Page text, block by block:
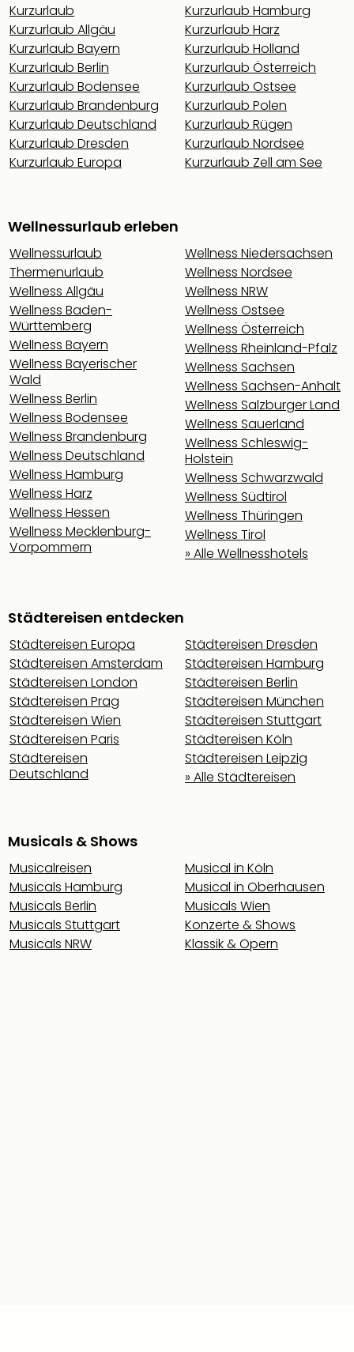
Kurzurlaub
Kurzurlaub Allgäu
Kurzurlaub Bayern
Kurzurlaub Berlin
Kurzurlaub Bodensee
Kurzurlaub Brandenburg
Kurzurlaub Deutschland
Kurzurlaub Dresden
Kurzurlaub Europa
Kurzurlaub Hamburg
Kurzurlaub Harz
Kurzurlaub Holland
Kurzurlaub Österreich
Kurzurlaub Ostsee
Kurzurlaub Polen
Kurzurlaub Rügen
Kurzurlaub Nordsee
Kurzurlaub Zell am See
Wellnessurlaub erleben
Wellnessurlaub
Thermenurlaub
Wellness Allgäu
Wellness Baden-
Württemberg
Wellness Bayern
Wellness Bayerischer
Wald
Wellness Berlin
Wellness Bodensee
Wellness Brandenburg
Wellness Deutschland
Wellness Hamburg
Wellness Harz
Wellness Hessen
Wellness Mecklenburg-
Vorpommern
Wellness Niedersachsen
Wellness Nordsee
Wellness NRW
Wellness Ostsee
Wellness Österreich
Wellness Rheinland-Pfalz
Wellness Sachsen
Wellness Sachsen-Anhalt
Wellness Salzburger Land
Wellness Sauerland
Wellness Schleswig-
Holstein
Wellness Schwarzwald
Wellness Südtirol
Wellness Thüringen
Wellness Tirol
» Alle Wellnesshotels
Städtereisen entdecken
Städtereisen Europa
Städtereisen Amsterdam
Städtereisen London
Städtereisen Prag
Städtereisen Wien
Städtereisen Paris
Städtereisen
Deutschland
Städtereisen Dresden
Städtereisen Hamburg
Städtereisen Berlin
Städtereisen München
Städtereisen Stuttgart
Städtereisen Köln
Städtereisen Leipzig
» Alle Städtereisen
Musicals & Shows
Musicalreisen
Musicals Hamburg
Musicals Berlin
Musicals Stuttgart
Musicals NRW
Musical in Köln
Musical in Oberhausen
Musicals Wien
Konzerte & Shows
Klassik & Opern